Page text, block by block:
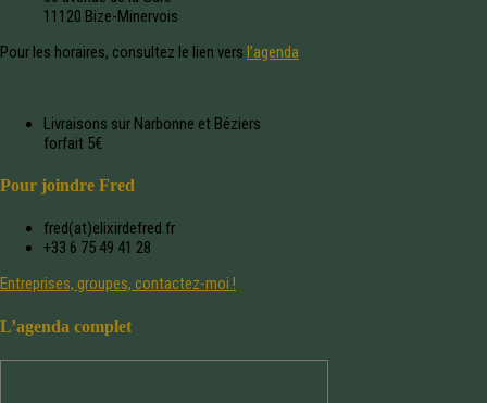
11120 Bize-Minervois
Pour les horaires, consultez le lien vers l’agenda
Livraisons sur Narbonne et Béziers
forfait 5€
Pour joindre Fred
fred(at)elixirdefred.fr
+33 6 75 49 41 28
Entreprises, groupes, contactez-moi !
L’agenda complet